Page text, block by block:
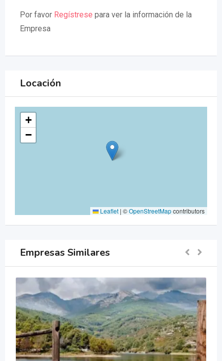
Por favor Regístrese para ver la información de la
Empresa
Locación
+
−
Leaflet | ©OpenStreetMapcontributors
Empresas Similares